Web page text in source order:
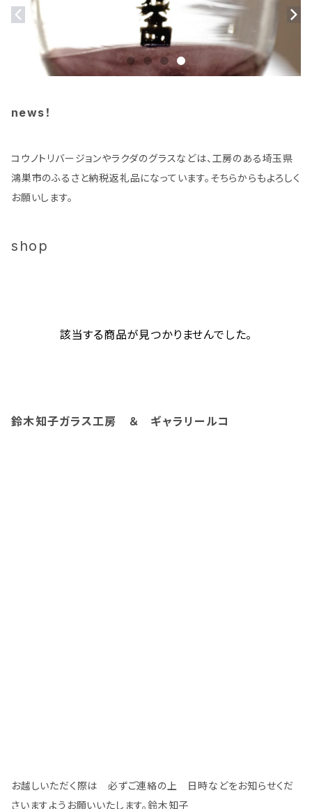
news！
コウノトリバージョンやラクダのグラスなどは、工房のある埼玉県
鴻巣市のふるさと納税返礼品になっています。そちらからもよろしく
お願いします。
shop
該当する商品が見つかりませんでした。
鈴木知子ガラス工房 ＆ ギャラリールコ
お越しいただく際は 必ずご連絡の上 日時などをお知らせくだ
さいますようお願いいたします。鈴木知子